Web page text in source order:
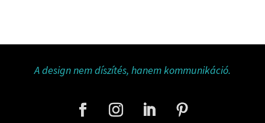
A design nem díszítés, hanem kommunikáció.